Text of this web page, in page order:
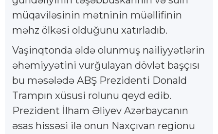
müqaviləsinin mətninin müəllifinin
məhz ölkəsi olduğunu xatırladıb.
Vaşinqtonda əldə olunmuş nailiyyətlərin
əhəmiyyətini vurğulayan dövlət başçısı
bu məsələdə ABŞ Prezidenti Donald
Trampın xüsusi rolunu qeyd edib.
Prezident İlham Əliyev Azərbaycanın
əsas hissəsi ilə onun Naxçıvan regionu